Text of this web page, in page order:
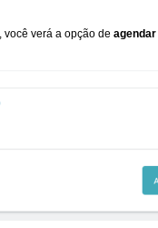
verá a opção de agendar